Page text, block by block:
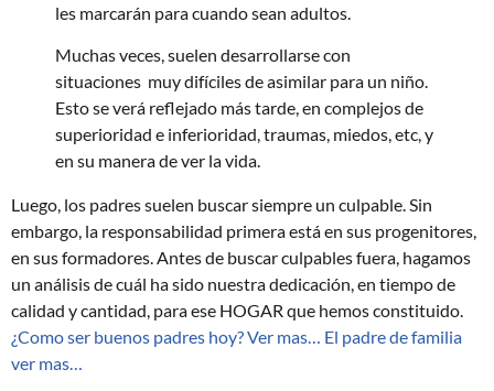
les marcarán para cuando sean adultos.
Muchas veces, suelen desarrollarse con
situaciones muy difíciles de asimilar para un niño.
Esto se verá reflejado más tarde, en complejos de
superioridad e inferioridad, traumas, miedos, etc, y
en su manera de ver la vida.
Luego, los padres suelen buscar siempre un culpable. Sin
embargo, la responsabilidad primera está en sus progenitores,
en sus formadores. Antes de buscar culpables fuera, hagamos
un análisis de cuál ha sido nuestra dedicación, en tiempo de
calidad y cantidad, para ese HOGAR que hemos constituido.
¿Como ser buenos padres hoy? Ver mas… El padre de familia
ver mas…